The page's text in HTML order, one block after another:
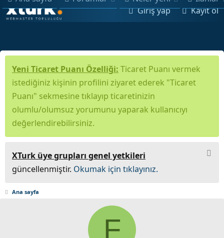
Giriş yap Kayıt ol
Yeni Ticaret Puanı Özelliği: Ticaret Puanı vermek
istediğiniz kişinin profilini ziyaret ederek "Ticaret
Puanı" sekmesine tıklayıp ticaretinizin
olumlu/olumsuz yorumunu yaparak kullanıcıyı
değerlendirebilirsiniz.
XTurk üye grupları genel yetkileri
güncellenmiştir. Okumak için tıklayınız.
Ana sayfa
F